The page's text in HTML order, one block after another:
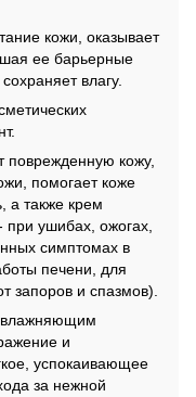
кожи, оказывает
ее барьерные
влагу.
поврежденную кожу,
помогает коже
а также крем
ушибах, ожогах,
симптомах в
печени, для
запоров и спазмов).
и
успокаивающее
за нежной